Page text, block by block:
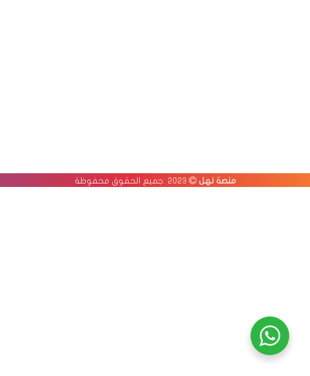
منصة نهل